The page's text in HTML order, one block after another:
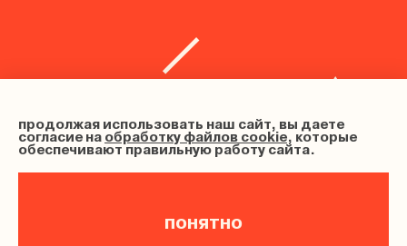
продолжая использовать наш сайт, вы даете
согласие на обработку файлов cookie, которые
обеспечивают правильную работу сайта.
понятно